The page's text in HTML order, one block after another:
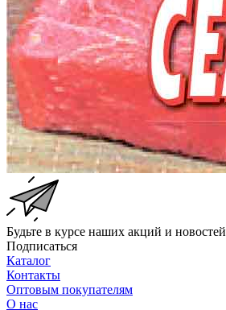
Будьте в курсе наших акций и новостей
Подписаться
Каталог
Контакты
Оптовым покупателям
О нас